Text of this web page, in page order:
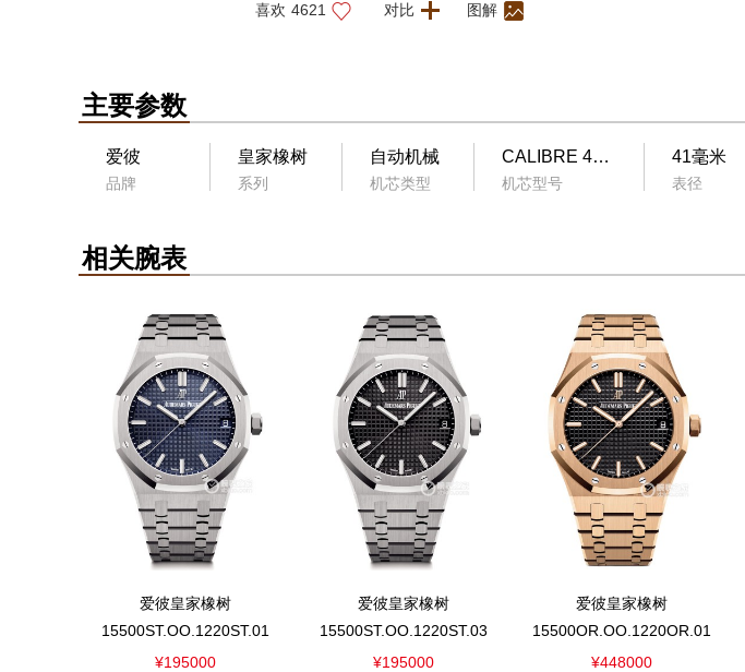
喜欢 4621 对比 图解
主要参数
爱彼
品牌
皇家橡树
系列
自动机械
机芯类型
CALIBRE 4302
机芯型号
41毫米
表径
相关腕表
爱彼皇家橡树
15500ST.OO.1220ST.01
¥195000
爱彼皇家橡树
15500ST.OO.1220ST.03
¥195000
爱彼皇家橡树
15500OR.OO.1220OR.01
¥448000